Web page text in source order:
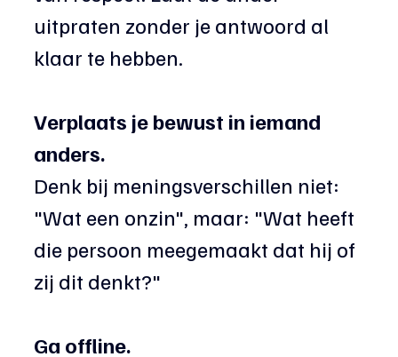
uitpraten zonder je antwoord al
klaar te hebben.
Verplaats je bewust in iemand
anders.
Denk bij meningsverschillen niet:
"Wat een onzin", maar: "Wat heeft
die persoon meegemaakt dat hij of
zij dit denkt?"
Ga offline.